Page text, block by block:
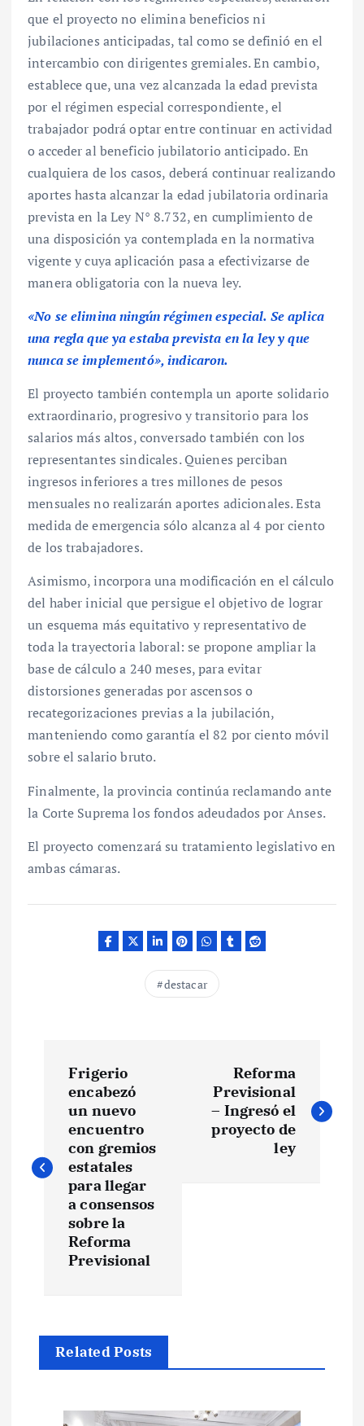
que el proyecto no elimina beneficios ni
jubilaciones anticipadas, tal como se definió en el
intercambio con dirigentes gremiales. En cambio,
establece que, una vez alcanzada la edad prevista
por el régimen especial correspondiente, el
trabajador podrá optar entre continuar en actividad
o acceder al beneficio jubilatorio anticipado. En
cualquiera de los casos, deberá continuar realizando
aportes hasta alcanzar la edad jubilatoria ordinaria
prevista en la Ley N° 8.732, en cumplimiento de
una disposición ya contemplada en la normativa
vigente y cuya aplicación pasa a efectivizarse de
manera obligatoria con la nueva ley.
«No se elimina ningún régimen especial. Se aplica
una regla que ya estaba prevista en la ley y que
nunca se implementó», indicaron.
El proyecto también contempla un aporte solidario
extraordinario, progresivo y transitorio para los
salarios más altos, conversado también con los
representantes sindicales. Quienes perciban
ingresos inferiores a tres millones de pesos
mensuales no realizarán aportes adicionales. Esta
medida de emergencia sólo alcanza al 4 por ciento
de los trabajadores.
Asimismo, incorpora una modificación en el cálculo
del haber inicial que persigue el objetivo de lograr
un esquema más equitativo y representativo de
toda la trayectoria laboral: se propone ampliar la
base de cálculo a 240 meses, para evitar
distorsiones generadas por ascensos o
recategorizaciones previas a la jubilación,
manteniendo como garantía el 82 por ciento móvil
sobre el salario bruto.
Finalmente, la provincia continúa reclamando ante
la Corte Suprema los fondos adeudados por Anses.
El proyecto comenzará su tratamiento legislativo en
ambas cámaras.
destacar
e
ó
Frigerio
encabezó
un nuevo
encuentro
con gremios
estatales
para llegar
a consensos
sobre la
Reforma
Previsional
Reforma
Previsional
– Ingresó el
proyecto de
ley
Related Posts